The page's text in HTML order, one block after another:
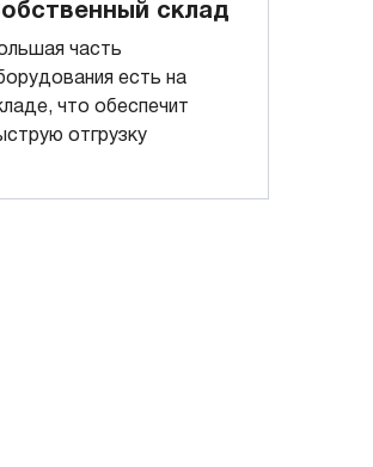
склад
часть
есть на
что обеспечит
отгрузку